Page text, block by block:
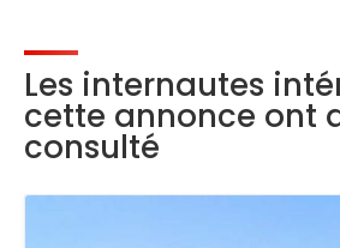
Les internautes
cette annonce ont
consulté